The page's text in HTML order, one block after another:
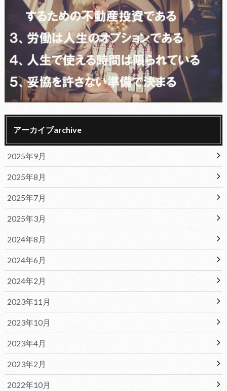
アーカイブarchive
2025年9月
2025年8月
2025年7月
2025年3月
2024年8月
2024年6月
2024年2月
2023年11月
2023年10月
2023年4月
2023年2月
2022年10月